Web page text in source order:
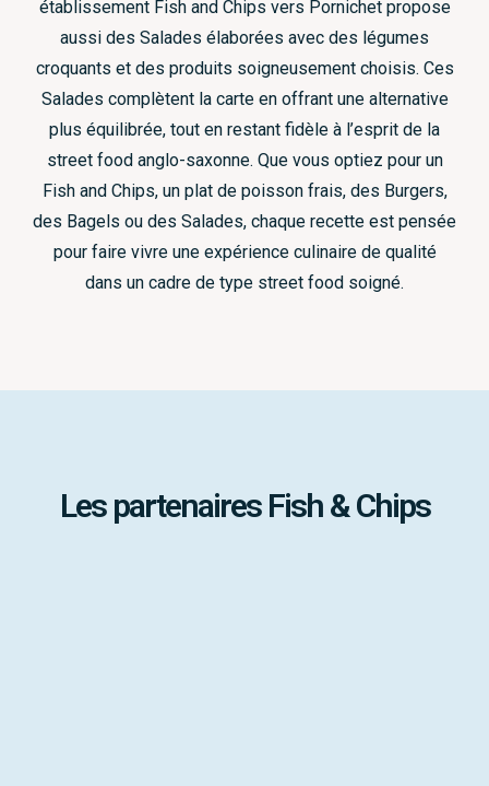
établissement Fish and Chips vers Pornichet propose
aussi des Salades élaborées avec des légumes
croquants et des produits soigneusement choisis. Ces
Salades complètent la carte en offrant une alternative
plus équilibrée, tout en restant fidèle à l’esprit de la
street food anglo-saxonne. Que vous optiez pour un
Fish and Chips, un plat de poisson frais, des Burgers,
des Bagels ou des Salades, chaque recette est pensée
pour faire vivre une expérience culinaire de qualité
dans un cadre de type street food soigné.
Les partenaires Fish & Chips